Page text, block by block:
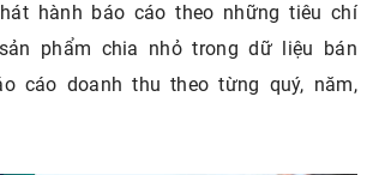
hành báo cáo theo những tiêu chí
phẩm chia nhỏ trong dữ liệu bán
cáo doanh thu theo từng quý, năm,